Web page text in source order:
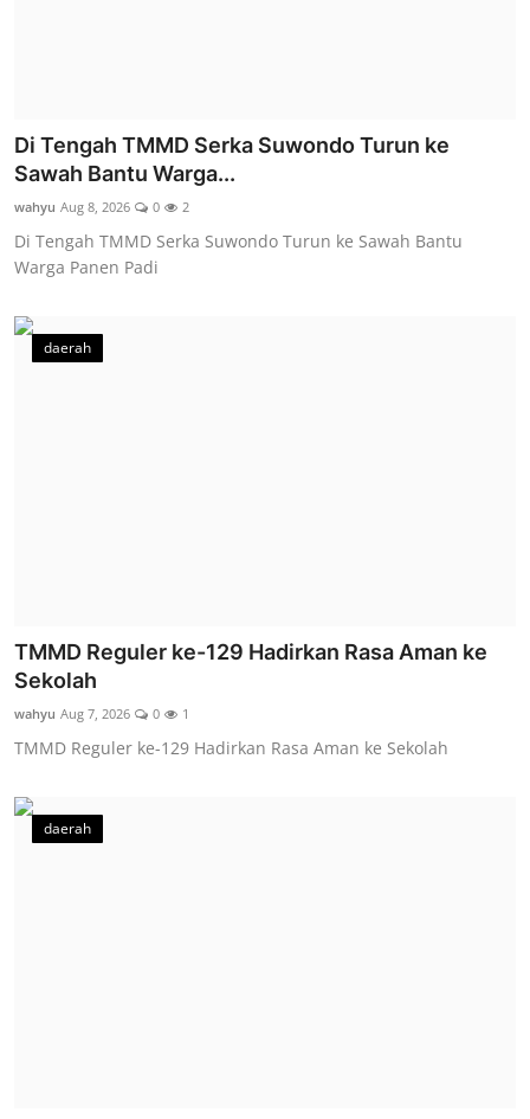
Di Tengah TMMD Serka Suwondo Turun ke
Sawah Bantu Warga...
wahyu Aug 8, 2026 0 2
Di Tengah TMMD Serka Suwondo Turun ke Sawah Bantu
Warga Panen Padi
daerah
TMMD Reguler ke-129 Hadirkan Rasa Aman ke
Sekolah
wahyu Aug 7, 2026 0 1
TMMD Reguler ke-129 Hadirkan Rasa Aman ke Sekolah
daerah